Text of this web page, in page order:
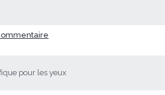
pour les yeux